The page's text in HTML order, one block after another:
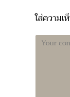
ใส่ความเ
Comment